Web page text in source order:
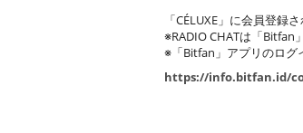
「CÉLUXE」に会員登録
※RADIO CHATは「Bitfan
※「Bitfan」アプリのログ
https://info.bitfan.id/